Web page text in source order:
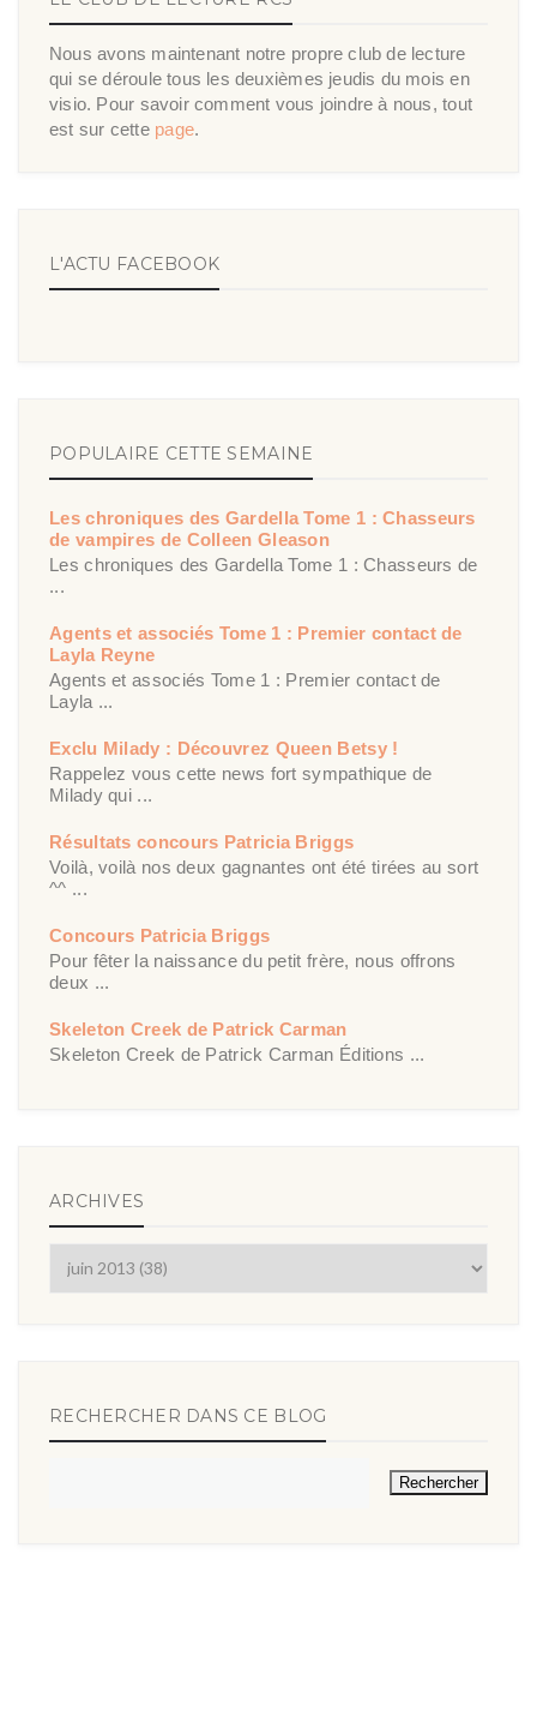
Nous avons maintenant notre propre club de lecture
qui se déroule tous les deuxièmes jeudis du mois en
visio. Pour savoir comment vous joindre à nous, tout
est sur cette page.
L'ACTU FACEBOOK
POPULAIRE CETTE SEMAINE
Les chroniques des Gardella Tome 1 : Chasseurs
de vampires de Colleen Gleason
Les chroniques des Gardella Tome 1 : Chasseurs de
...
Agents et associés Tome 1 : Premier contact de
Layla Reyne
Agents et associés Tome 1 : Premier contact de
Layla ...
Exclu Milady : Découvrez Queen Betsy !
Rappelez vous cette news fort sympathique de
Milady qui ...
Résultats concours Patricia Briggs
Voilà, voilà nos deux gagnantes ont été tirées au sort
^^ ...
Concours Patricia Briggs
Pour fêter la naissance du petit frère, nous offrons
deux ...
Skeleton Creek de Patrick Carman
Skeleton Creek de Patrick Carman Éditions ...
ARCHIVES
RECHERCHER DANS CE BLOG